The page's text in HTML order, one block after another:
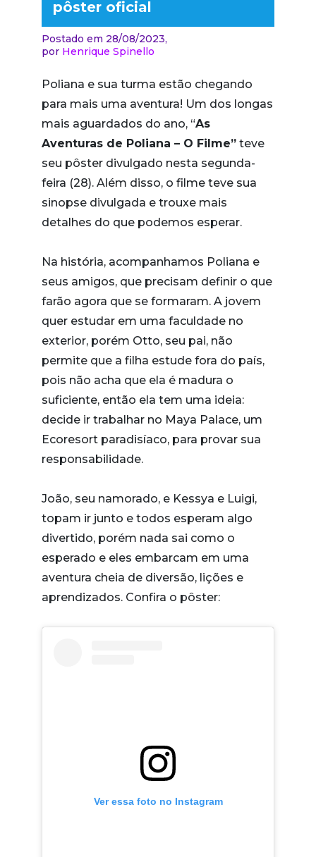
pôster oficial
Postado em 28/08/2023,
por Henrique Spinello
Poliana e sua turma estão chegando
para mais uma aventura! Um dos longas
mais aguardados do ano, “As
Aventuras de Poliana – O Filme” teve
seu pôster divulgado nesta segunda-
feira (28). Além disso, o filme teve sua
sinopse divulgada e trouxe mais
detalhes do que podemos esperar.
Na história, acompanhamos Poliana e
seus amigos, que precisam definir o que
farão agora que se formaram. A jovem
quer estudar em uma faculdade no
exterior, porém Otto, seu pai, não
permite que a filha estude fora do país,
pois não acha que ela é madura o
suficiente, então ela tem uma ideia:
decide ir trabalhar no Maya Palace, um
Ecoresort paradisíaco, para provar sua
responsabilidade.
João, seu namorado, e Kessya e Luigi,
topam ir junto e todos esperam algo
divertido, porém nada sai como o
esperado e eles embarcam em uma
aventura cheia de diversão, lições e
aprendizados. Confira o pôster:
Ver essa foto no Instagram